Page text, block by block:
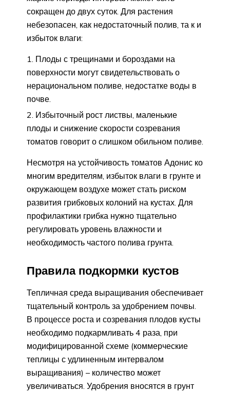
сокращен до двух суток. Для растения
небезопасен, как недостаточный полив, та к и
избыток влаги:
Плоды с трещинами и бороздами на
поверхности могут свидетельствовать о
нерациональном поливе, недостатке воды в
почве.
Избыточный рост листвы, маленькие
плоды и снижение скорости созревания
томатов говорит о слишком обильном поливе.
Несмотря на устойчивость томатов Адонис ко
многим вредителям, избыток влаги в грунте и
окружающем воздухе может стать риском
развития грибковых колоний на кустах. Для
профилактики грибка нужно тщательно
регулировать уровень влажности и
необходимость частого полива грунта.
Правила подкормки кустов
Тепличная среда выращивания обеспечивает
тщательный контроль за удобрением почвы.
В процессе роста и созревания плодов кусты
необходимо подкармливать 4 раза, при
модифицированной схеме (коммерческие
теплицы с удлиненным интервалом
выращивания) – количество может
увеличиваться. Удобрения вносятся в грунт